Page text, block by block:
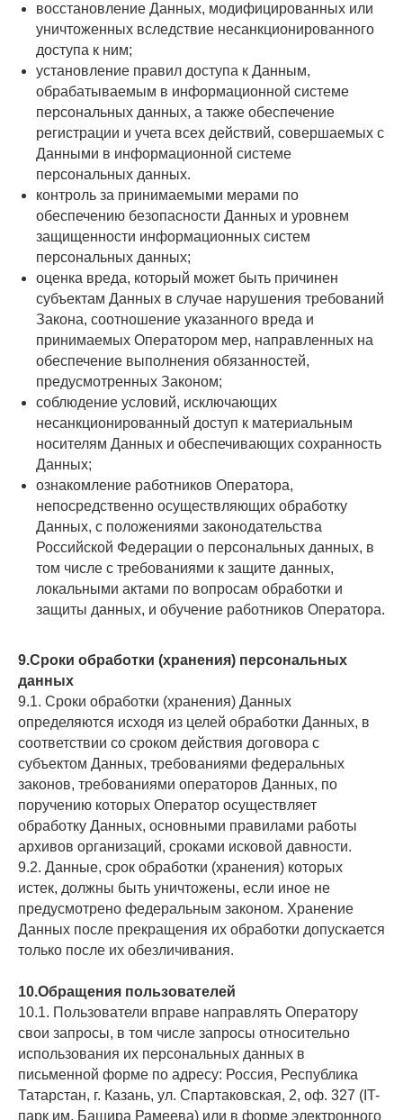
восстановление Данных, модифицированных или
уничтоженных вследствие несанкционированного
доступа к ним;
установление правил доступа к Данным,
обрабатываемым в информационной системе
персональных данных, а также обеспечение
регистрации и учета всех действий, совершаемых с
Данными в информационной системе
персональных данных.
контроль за принимаемыми мерами по
обеспечению безопасности Данных и уровнем
защищенности информационных систем
персональных данных;
оценка вреда, который может быть причинен
субъектам Данных в случае нарушения требований
Закона, соотношение указанного вреда и
принимаемых Оператором мер, направленных на
обеспечение выполнения обязанностей,
предусмотренных Законом;
соблюдение условий, исключающих
несанкционированный доступ к материальным
носителям Данных и обеспечивающих сохранность
Данных;
ознакомление работников Оператора,
непосредственно осуществляющих обработку
Данных, с положениями законодательства
Российской Федерации о персональных данных, в
том числе с требованиями к защите данных,
локальными актами по вопросам обработки и
защиты данных, и обучение работников Оператора.
9.Сроки обработки (хранения) персональных
данных
9.1. Сроки обработки (хранения) Данных
определяются исходя из целей обработки Данных, в
соответствии со сроком действия договора с
субъектом Данных, требованиями федеральных
законов, требованиями операторов Данных, по
поручению которых Оператор осуществляет
обработку Данных, основными правилами работы
архивов организаций, сроками исковой давности.
9.2. Данные, срок обработки (хранения) которых
истек, должны быть уничтожены, если иное не
предусмотрено федеральным законом. Хранение
Данных после прекращения их обработки допускается
только после их обезличивания.
10.Обращения пользователей
10.1. Пользователи вправе направлять Оператору
свои запросы, в том числе запросы относительно
использования их персональных данных в
письменной форме по адресу: Россия, Республика
Татарстан, г. Казань, ул. Спартаковская, 2, оф. 327 (IT-
парк им. Башира Рамеева) или в форме электронного